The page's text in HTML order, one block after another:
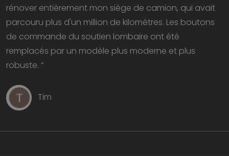
rénover entièrement mon siège de camion, qui avait
parcouru plus d'un million de kilomètres. Les boutons
de commande du soutien lombaire ont été
remplacés par un modèle plus moderne et plus
robuste. ”
Tim